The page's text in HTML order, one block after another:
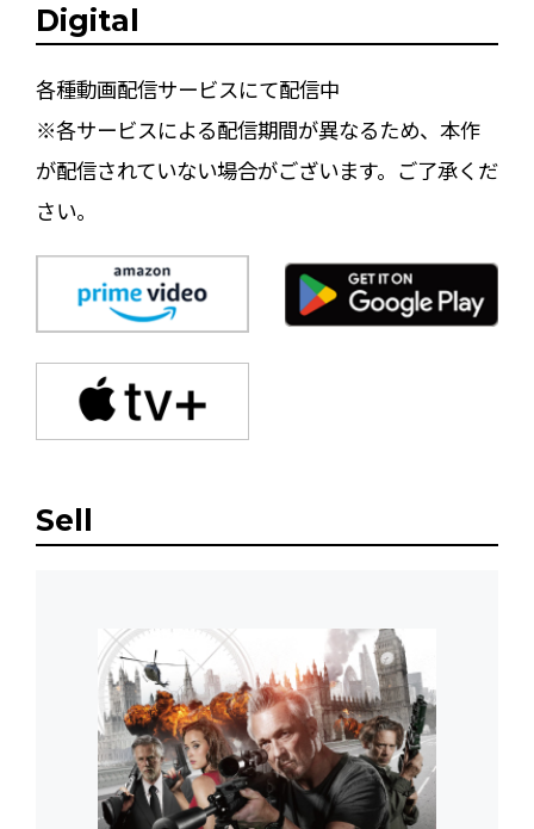
Digital
各種動画配信サービスにて配信中
※各サービスによる配信期間が異なるため、本作
が配信されていない場合がございます。ご了承くだ
さい。
Sell